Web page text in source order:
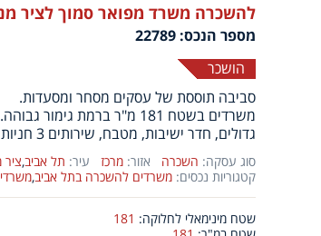
להשכרה משרד מפואר סמוך לציר
מספר הנכס: 22789
הושכר
סביבה תוססת של עסקים מסחר ומסעדות.
גדולים, חדר ישיבות, מטבח, שירותים 3 חניות שמורות.
סוג עסקה: השכרה אזור: מרכז עיר: תל אביב,ציר
קטגוריות נכסים: משרדים להשכרה בתל אביב,
שטח מינימאלי לחלוקה: 181